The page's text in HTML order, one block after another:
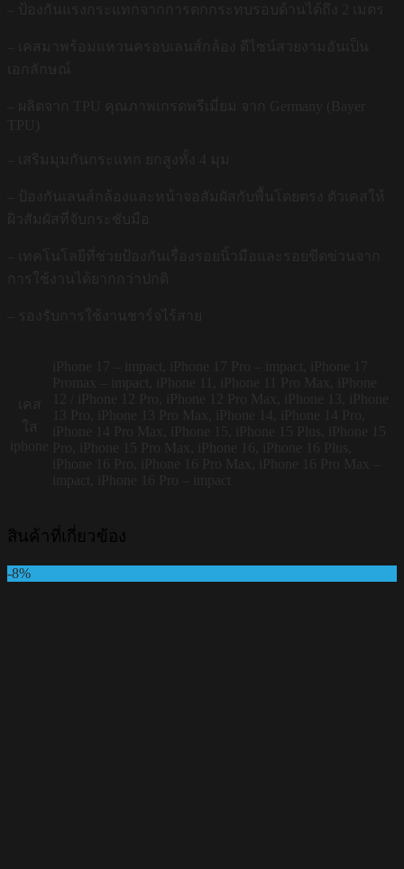
สินค้าที่เกี่ยวข้อง
-8%